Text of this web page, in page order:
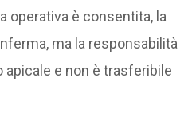
operativa è consentita, la
ma la responsabilità
apicale e non è trasferibile